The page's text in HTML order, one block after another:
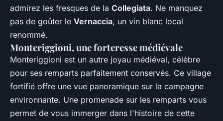
admirez les fresques de la Collegiata. Ne manquez
pas de goûter le Vernaccia, un vin blanc local
renommé.
Monteriggioni, une forteresse médiévale
Monteriggioni est un autre joyau médiéval, célèbre
pour ses remparts parfaitement conservés. Ce village
fortifié offre une vue panoramique sur la campagne
environnante. Une promenade sur les remparts vous
permet de vous immerger dans l'histoire de cette